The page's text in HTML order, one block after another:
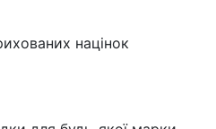
націнок